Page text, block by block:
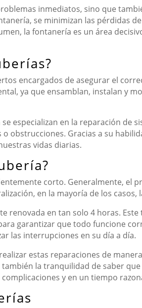
inmediatos, sino que
se minimizan las pérdidas
la fontanería es un área
encargados de asegurar el
ya que ensamblan, instalan y
especializan en la reparación de
obstrucciones. Gracias a su
vidas diarias.
corto. Generalmente, el
en la mayoría de los
en tan solo 4 horas.
garantizar que todo funcione
las interrupciones en su día a día.
estas reparaciones de
la tranquilidad de saber
y en un tiempo